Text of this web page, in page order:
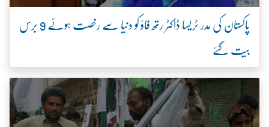
پاکستان کی مدر ٹریسا ڈاکٹر رتھ فاؤ کو دنیا سے رخصت ہوئے 9 برس
بیت گئے